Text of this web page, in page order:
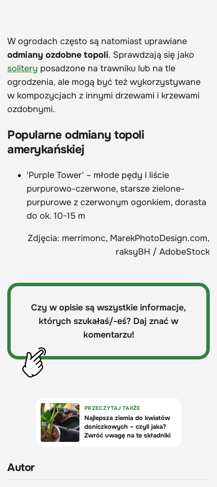
W ogrodach często są natomiast uprawiane
odmiany ozdobne topoli. Sprawdzają się jako
solitery posadzone na trawniku lub na tle
ogrodzenia, ale mogą być też wykorzystywane
w kompozycjach z innymi drzewami i krzewami
ozdobnymi.
Popularne odmiany topoli
amerykańskiej
'Purple Tower' – młode pędy i liście
purpurowo-czerwone, starsze zielone-
purpurowe z czerwonym ogonkiem, dorasta
do ok. 10-15 m
Zdjęcia: merrimonc, MarekPhotoDesign.com,
raksyBH / AdobeStock
Czy w opisie są wszystkie informacje,
których szukałaś/-eś? Daj znać w
komentarzu!
Autor